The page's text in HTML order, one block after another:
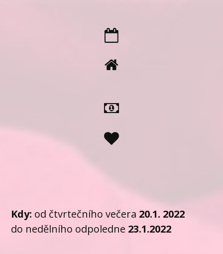
Kdy: od čtvrtečního večera 20.1. 2022
do nedělního odpoledne 23.1.2022